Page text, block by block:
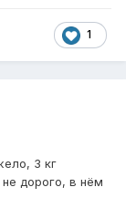
1
3 кг
дорого, в нём